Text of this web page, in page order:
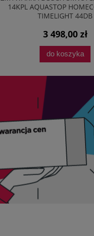
14KPL AQUASTOP
TIMELIGHT 44DB
3 498,00 zł
do koszyka